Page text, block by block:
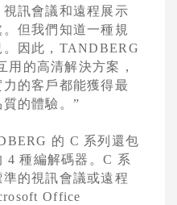
訊會議和遠程展示
但我們知道一種規
因此， TANDBERG
用的高清解決方案，
的客戶都能獲得最
的體驗。 ”
的 C 系列還包
4種編解碼器。C 系
的視訊會議或遠程
Office